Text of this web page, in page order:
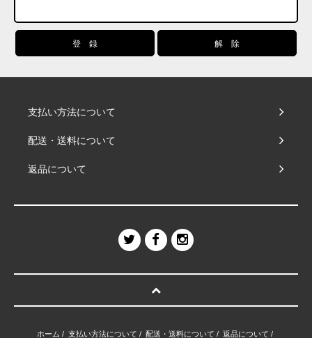
支払い方法について
配送・送料について
返品について
ホーム / 支払い方法について / 配送・送料について / 返品について /